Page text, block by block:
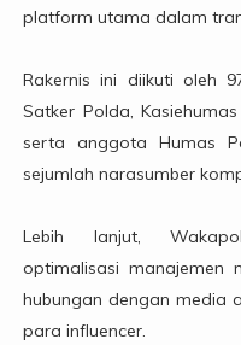
platform utama dalam
Rakernis ini diikuti oleh
Satker Polda,
serta anggota Humas
sejumlah narasumber
Lebih lanjut,
optimalisasi manajemen
hubungan dengan media
para influencer.